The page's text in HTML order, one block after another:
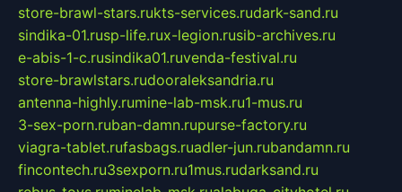
store-brawl-stars.rukts-services.rudark-sand.ru
sindika-01.rusp-life.rux-legion.rusib-archives.ru
e-abis-1-c.rusindika01.ruvenda-festival.ru
store-brawlstars.rudooraleksandria.ru
antenna-highly.rumine-lab-msk.ru1-mus.ru
3-sex-porn.ruban-damn.rupurse-factory.ru
viagra-tablet.rufasbags.ruadler-jun.rubandamn.ru
fincontech.ru3sexporn.ru1mus.rudarksand.ru